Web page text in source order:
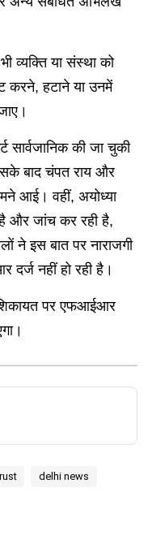
व्यक्ति या संस्था को
करने, हटाने या उनमें
सार्वजानिक की जा चुकी
बाद चंपत राय और
आई। वहीं, अयोध्या
है और जांच कर रही है,
ने इस बात पर नाराजगी
नहीं हो रही है।
पर एफआईआर
delhi news